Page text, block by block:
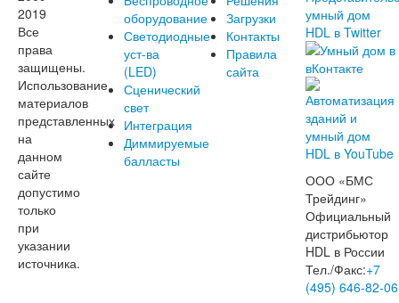
2019
Все
права
защищены.
Использование
материалов
представленных
на
данном
сайте
допустимо
только
при
указании
источника.
оборудование
Светодиодные
уст-ва
(LED)
Сценический
свет
Интеграция
Диммируемые
балласты
Загрузки
Контакты
Правила
сайта
ООО «БМС
Трейдинг»
Официальный
дистрибьютор
HDL в России
Тел./Факс:+7
(495) 646-82-06